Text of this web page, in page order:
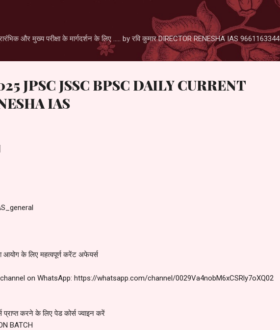
और मुख्य परीक्षा के मार्गदर्शन के लिए ..... by रवि कुमार DIRECTOR RENESHA IAS 9661163344
JPSC JSSC BPSC DAILY CURRENT
IAS
के लिए महत्वपूर्ण करेंट अफेयर्स
on WhatsApp: https://whatsapp.com/channel/0029Va4nobM6xCSRly7oXQ02
करने के लिए पेड कोर्स ज्वाइन करें
BATCH